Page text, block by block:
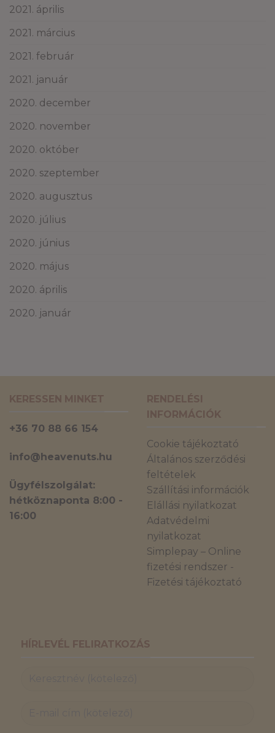
2021. április
2021. március
2021. február
2021. január
2020. december
2020. november
2020. október
2020. szeptember
2020. augusztus
2020. július
2020. június
2020. május
2020. április
2020. január
KERESSEN MINKET
+36 70 88 66 154
info@heavenuts.hu
Ügyfélszolgálat:
hétköznaponta 8:00 -
16:00
RENDELÉSI
INFORMÁCIÓK
Cookie tájékoztató
Általános szerződési
feltételek
Szállítási információk
Elállási nyilatkozat
Adatvédelmi
nyilatkozat
Simplepay – Online
fizetési rendszer -
Fizetési tájékoztató
HÍRLEVÉL FELIRATKOZÁS